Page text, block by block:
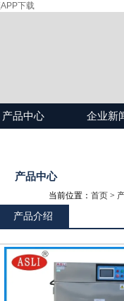
下载
产品中心 企业新
产品中心
当前位置： 首页 >
产品介绍